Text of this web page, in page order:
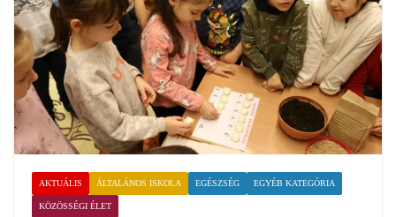
AKTUÁLIS ÁLTALÁNOS ISKOLA EGÉSZSÉG EGYÉB KATEGÓRIA
KÖZÖSSÉGI ÉLET